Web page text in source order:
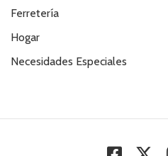
Ferretería
Hogar
Necesidades Especiales